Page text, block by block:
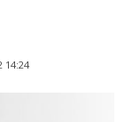
14:24